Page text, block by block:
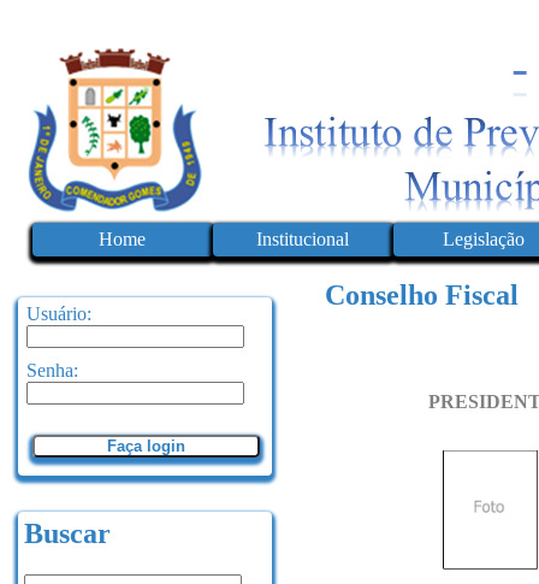
Home Institucional Legislação
Usuário:
Senha:
Faça login
Buscar
Conselho Fiscal